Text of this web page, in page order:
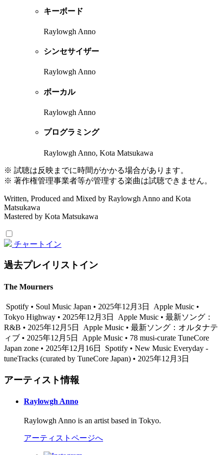
キーボード
Raylowgh Anno
シンセサイザー
Raylowgh Anno
ボーカル
Raylowgh Anno
プログラミング
Raylowgh Anno, Kota Matsukawa
※ 試聴は反映までに時間がかかる場合があります。
※ 著作権管理事業者等が管理する楽曲は試聴できません。
Written, Produced and Mixed by Raylowgh Anno and Kota
Matsukawa
Mastered by Kota Matsukawa
チャートイン
過去プレイリストイン
The Mourners
Spotify • Soul Music Japan • 2025年12月3日
Apple Music •
Tokyo Highway • 2025年12月3日
Apple Music • 最新ソング：
R&B • 2025年12月5日
Apple Music • 最新ソング：オルタナテ
ィブ • 2025年12月5日
Apple Music • 78 musi-curate TuneCore
Japan zone • 2025年12月16日
Spotify • New Music Everyday -
tuneTracks (curated by TuneCore Japan) • 2025年12月3日
アーティスト情報
Raylowgh Anno
Raylowgh Anno is an artist based in Tokyo.
アーティストページへ